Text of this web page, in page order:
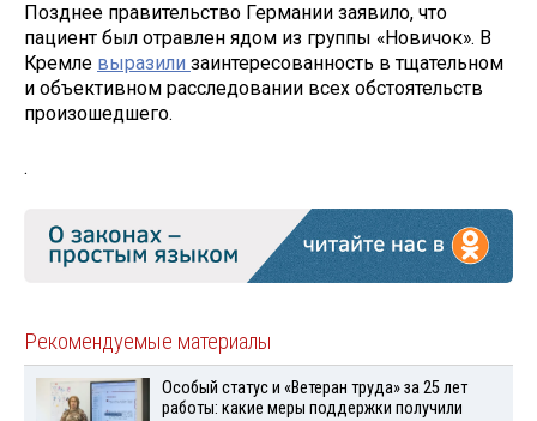
Позднее правительство Германии заявило, что
пациент был отравлен ядом из группы «Новичок». В
Кремле выразили заинтересованность в тщательном
и объективном расследовании всех обстоятельств
произошедшего.
.
Рекомендуемые материалы
Особый статус и «Ветеран труда» за 25 лет
работы: какие меры поддержки получили